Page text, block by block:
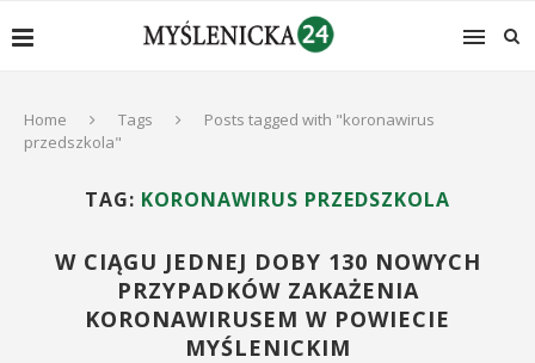
Home Tags
Posts tagged with "koronawirus
przedszkola"
TAG: KORONAWIRUS PRZEDSZKOLA
W CIĄGU JEDNEJ DOBY 130 NOWYCH
PRZYPADKÓW ZAKAŻENIA
KORONAWIRUSEM W POWIECIE
MYŚLENICKIM